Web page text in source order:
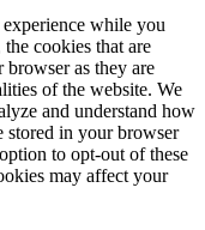
while you
cookies that are
browser as they are
of the website. We
and understand how
stored in your browser
to opt-out of these
may affect your